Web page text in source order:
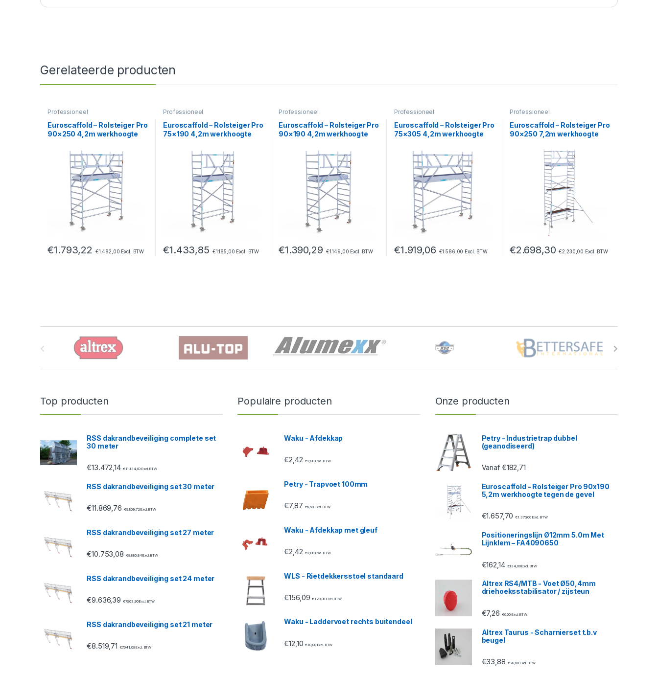
Gerelateerde producten
Professioneel
Euroscaffold – Rolsteiger Pro
90×250 4,2m werkhoogte
€1.793,22 €1.482,00 Excl. BTW
Professioneel
Euroscaffold – Rolsteiger Pro
75×190 4,2m werkhoogte
€1.433,85 €1.185,00 Excl. BTW
Professioneel
Euroscaffold – Rolsteiger Pro
90×190 4,2m werkhoogte
€1.390,29 €1.149,00 Excl. BTW
Professioneel
Euroscaffold – Rolsteiger Pro
75×305 4,2m werkhoogte
€1.919,06 €1.586,00 Excl. BTW
Professioneel
Euroscaffold – Rolsteiger Pro
90×250 7,2m werkhoogte
€2.698,30 €2.230,00 Excl. BTW
Top producten
RSS dakrandbeveiliging complete set
30 meter
€13.472,14 €11.134,00 Excl. BTW
RSS dakrandbeveiliging set 30 meter
€11.869,76 €9.809,72Excl. BTW
RSS dakrandbeveiliging set 27 meter
€10.753,08 €8.886,84Excl. BTW
RSS dakrandbeveiliging set 24 meter
€9.636,39 €7.963,96Excl. BTW
RSS dakrandbeveiliging set 21 meter
€8.519,71 €7.041,08Excl. BTW
Populaire producten
Waku - Afdekkap
€2,42 €2,00Excl. BTW
Petry - Trapvoet 100mm
€7,87 €6,50Excl. BTW
Waku - Afdekkap met gleuf
€2,42 €2,00Excl. BTW
WLS - Rietdekkersstoel standaard
€156,09 €129,00 Excl. BTW
Waku - Laddervoet rechts buitendeel
€12,10 €10,00Excl. BTW
Onze producten
Petry - Industrietrap dubbel
(geanodiseerd)
Vanaf €182,71
Euroscaffold - Rolsteiger Pro 90x190
5,2m werkhoogte tegen de gevel
€1.657,70 €1.370,00Excl. BTW
Positioneringslijn Ø12mm 5.0m Met
Lijnklem – FA4090650
€162,14 €134,00Excl. BTW
Altrex RS4/MTB - Voet Ø50,4mm
driehoeksstabilisator / zijsteun
€7,26 €6,00 Excl. BTW
Altrex Taurus - Scharnierset t.b.v
beugel
€33,88 €28,00Excl. BTW